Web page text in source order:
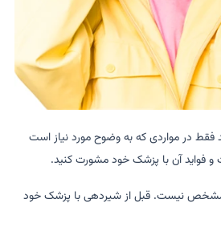
فقط در مواردی که به وضوح مورد نیاز است
فواید آن با پزشک خود مشورت کنید.
مشخص نیست. قبل از شیردهی با پزشک خود